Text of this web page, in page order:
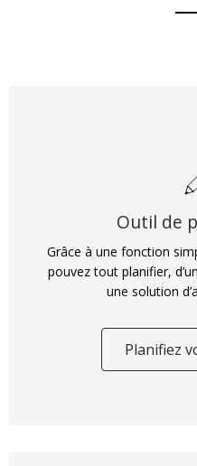
Outil de
Grâce à une fonction
pouvez tout planifier,
une solution
Planifiez